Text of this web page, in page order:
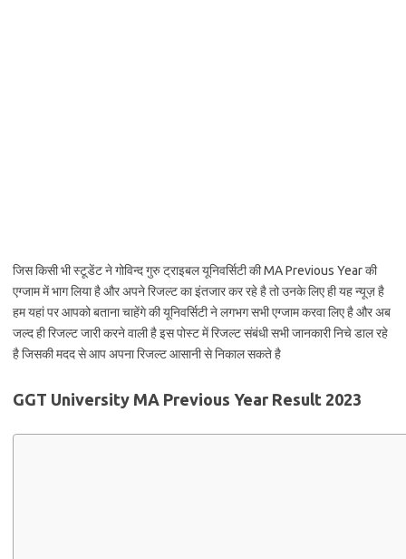
जिस किसी भी स्टूडेंट ने गोविन्द गुरु ट्राइबल यूनिवर्सिटी की MA Previous Year की
एग्जाम में भाग लिया है और अपने रिजल्ट का इंतजार कर रहे है तो उनके लिए ही यह न्यूज़ है
हम यहां पर आपको बताना चाहेंगे की यूनिवर्सिटी ने लगभग सभी एग्जाम करवा लिए है और अब
जल्द ही रिजल्ट जारी करने वाली है इस पोस्ट में रिजल्ट संबंधी सभी जानकारी निचे डाल रहे
है जिसकी मदद से आप अपना रिजल्ट आसानी से निकाल सकते है
GGT University MA Previous Year Result 2023